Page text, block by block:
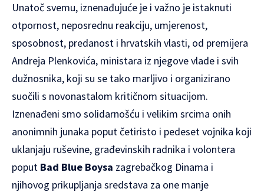
Unatoč svemu, iznenađujuće je i važno je istaknuti
otpornost, neposrednu reakciju, umjerenost,
sposobnost, predanost i hrvatskih vlasti, od premijera
Andreja Plenkovića, ministara iz njegove vlade i svih
dužnosnika, koji su se tako marljivo i organizirano
suočili s novonastalom kritičnom situacijom.
Iznenađeni smo solidarnošću i velikim srcima onih
anonimnih junaka poput četiristo i pedeset vojnika koji
uklanjaju ruševine, građevinskih radnika i volontera
poput Bad Blue Boysa zagrebačkog Dinama i
njihovog prikupljanja sredstava za one manje